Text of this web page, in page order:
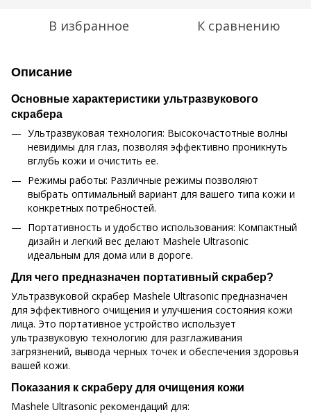
В избранное К сравнению
Описание
Основные характеристики ультразвукового
скрабера
Ультразвуковая технология: Высокочастотные волны
невидимы для глаз, позволяя эффективно проникнуть
вглубь кожи и очистить ее.
Режимы работы: Различные режимы позволяют
выбрать оптимальный вариант для вашего типа кожи и
конкретных потребностей.
Портативность и удобство использования: Компактный
дизайн и легкий вес делают Mashele Ultrasonic
идеальным для дома или в дороге.
Для чего предназначен портативный скрабер?
Ультразвуковой скрабер Mashele Ultrasonic предназначен
для эффективного очищения и улучшения состояния кожи
лица. Это портативное устройство использует
ультразвуковую технологию для разглаживания
загрязнений, вывода черных точек и обеспечения здоровья
вашей кожи.
Показания к скраберу для очищения кожи
Mashele Ultrasonic рекомендаций для: